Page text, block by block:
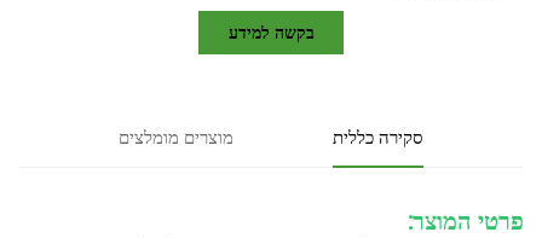
בקשה למידע
סקירה כללית מוצרים מומלצים
פרטי המוצר: